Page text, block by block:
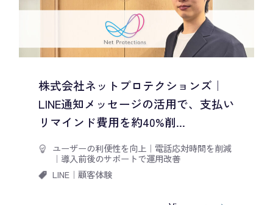
株式会社ネットプロテクションズ｜
LINE通知メッセージの活用で、支払い
リマインド費用を約40%削...
ユーザーの利便性を向上｜ 電話応対時間を削減
｜ 導入前後のサポートで運用改善
LINE｜ 顧客体験